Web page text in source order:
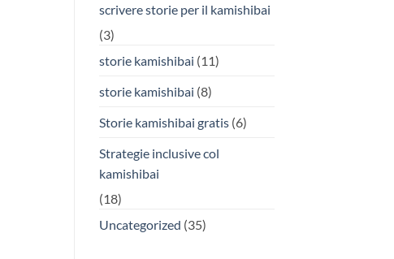
scrivere storie per il kamishibai
(3)
storie kamishibai (11)
storie kamishibai (8)
Storie kamishibai gratis(6)
Strategie inclusive col
kamishibai
(18)
Uncategorized (35)